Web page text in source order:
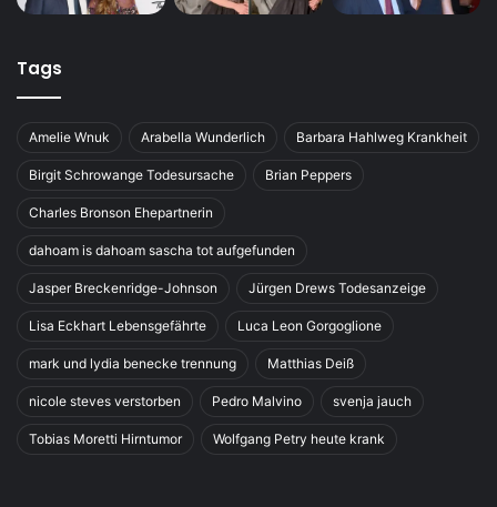
Tags
Amelie Wnuk Arabella Wunderlich Barbara Hahlweg Krankheit
Birgit Schrowange Todesursache Brian Peppers
Charles Bronson Ehepartnerin
dahoam is dahoam sascha tot aufgefunden
Jasper Breckenridge-Johnson Jürgen Drews Todesanzeige
Lisa Eckhart Lebensgefährte Luca Leon Gorgoglione
mark und lydia benecke trennung Matthias Deiß
nicole steves verstorben Pedro Malvino svenja jauch
Tobias Moretti Hirntumor Wolfgang Petry heute krank